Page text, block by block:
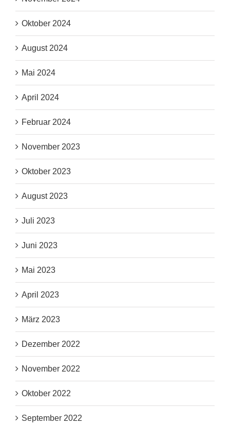
Oktober 2024
August 2024
Mai 2024
April 2024
Februar 2024
November 2023
Oktober 2023
August 2023
Juli 2023
Juni 2023
Mai 2023
April 2023
März 2023
Dezember 2022
November 2022
Oktober 2022
September 2022